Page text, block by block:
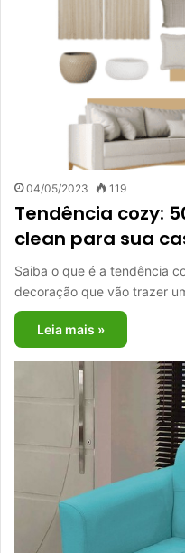
04/05/2023 119
Tendência cozy:
clean para sua
Saiba o que é a tendência
decoração que vão trazer
Leia mais »